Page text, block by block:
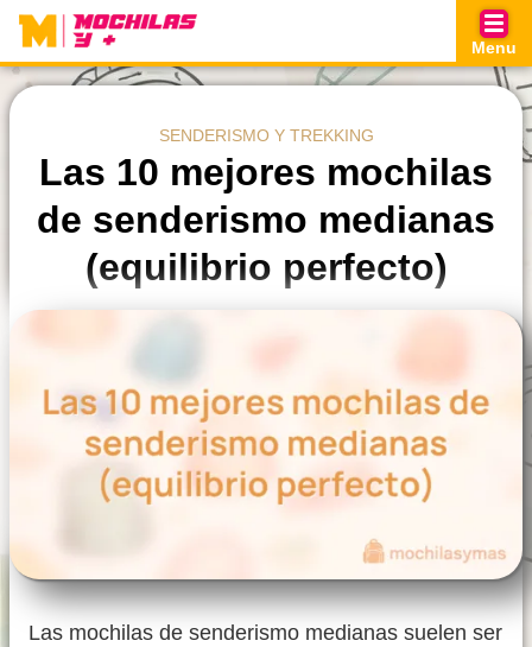
Skip
content
Menu
SENDERISMO Y TREKKING
Las 10 mejores mochilas
de senderismo medianas
(equilibrio perfecto)
Las mochilas de senderismo medianas suelen ser